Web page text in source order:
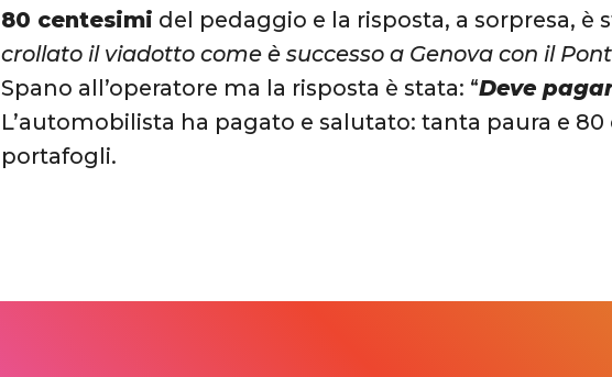
80 centesimi del pedaggio e la risposta, a sorpresa, è
crollato il viadotto come è successo a Genova con il
Spano all’operatore ma la risposta è stata: “Deve
L’automobilista ha pagato e salutato: tanta paura e
portafogli.